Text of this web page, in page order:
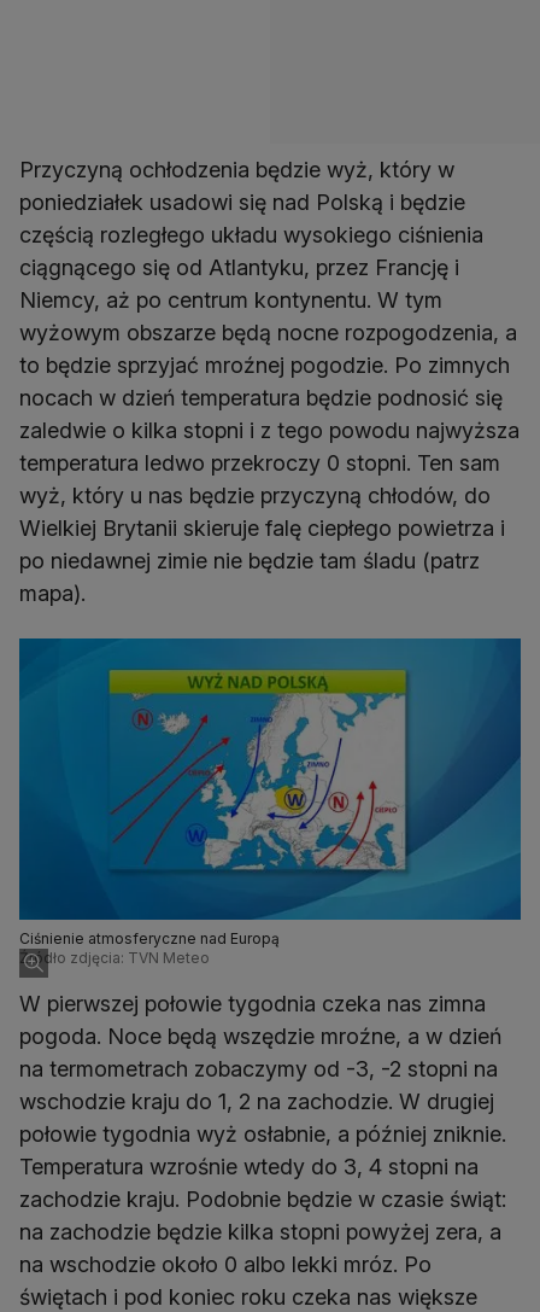
Przyczyną ochłodzenia będzie wyż, który w
poniedziałek usadowi się nad Polską i będzie
częścią rozległego układu wysokiego ciśnienia
ciągnącego się od Atlantyku, przez Francję i
Niemcy, aż po centrum kontynentu. W tym
wyżowym obszarze będą nocne rozpogodzenia, a
to będzie sprzyjać mroźnej pogodzie. Po zimnych
nocach w dzień temperatura będzie podnosić się
zaledwie o kilka stopni i z tego powodu najwyższa
temperatura ledwo przekroczy 0 stopni. Ten sam
wyż, który u nas będzie przyczyną chłodów, do
Wielkiej Brytanii skieruje falę ciepłego powietrza i
po niedawnej zimie nie będzie tam śladu (patrz
mapa).
Ciśnienie atmosferyczne nad Europą
Źródło zdjęcia: TVN Meteo
W pierwszej połowie tygodnia czeka nas zimna
pogoda. Noce będą wszędzie mroźne, a w dzień
na termometrach zobaczymy od -3, -2 stopni na
wschodzie kraju do 1, 2 na zachodzie. W drugiej
połowie tygodnia wyż osłabnie, a później zniknie.
Temperatura wzrośnie wtedy do 3, 4 stopni na
zachodzie kraju. Podobnie będzie w czasie świąt:
na zachodzie będzie kilka stopni powyżej zera, a
na wschodzie około 0 albo lekki mróz. Po
świętach i pod koniec roku czeka nas większe